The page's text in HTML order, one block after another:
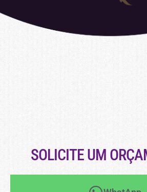
SOLICITE UM